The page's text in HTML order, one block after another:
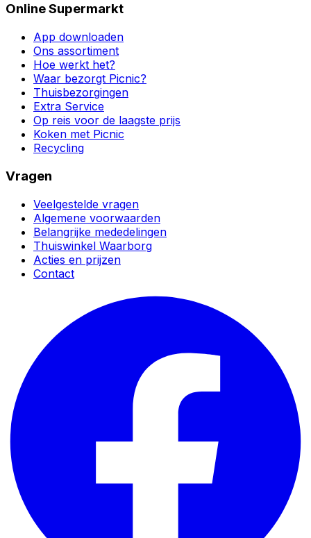
Online Supermarkt
App downloaden
Ons assortiment
Hoe werkt het?
Waar bezorgt Picnic?
Thuisbezorgingen
Extra Service
Op reis voor de laagste prijs
Koken met Picnic
Recycling
Vragen
Veelgestelde vragen
Algemene voorwaarden
Belangrijke mededelingen
Thuiswinkel Waarborg
Acties en prijzen
Contact